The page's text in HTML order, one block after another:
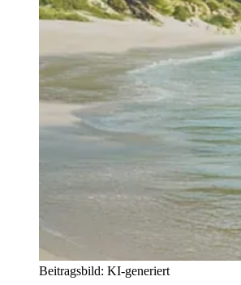
Beitragsbild: KI-generiert